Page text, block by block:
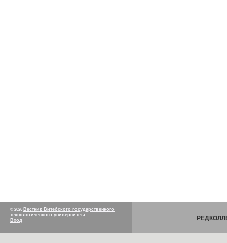
© 2026 Вестник Витебского государственного
технологического университета.
Вход